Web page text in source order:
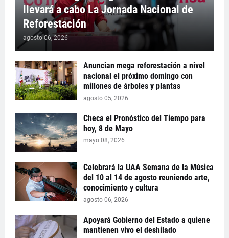
llevará a cabo La Jornada Nacional de
Reforestación
agosto 06, 2026
Anuncian mega reforestación a nivel
nacional el próximo domingo con
millones de árboles y plantas
agosto 05, 2026
Checa el Pronóstico del Tiempo para
hoy, 8 de Mayo
mayo 08, 2026
Celebrará la UAA Semana de la Música
del 10 al 14 de agosto reuniendo arte,
conocimiento y cultura
agosto 06, 2026
Apoyará Gobierno del Estado a quiene
mantienen vivo el deshilado